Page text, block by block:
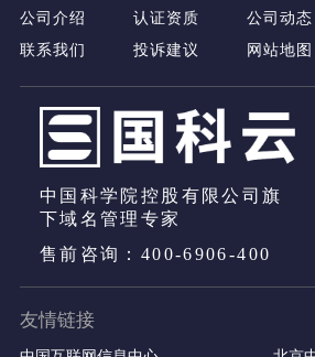
公司介绍 认证资质 公司动态
联系我们
投诉建议 网站地图
中国科学院控股有限公司旗
下域名管理专家
售前咨询：400-6906-400
友情链接